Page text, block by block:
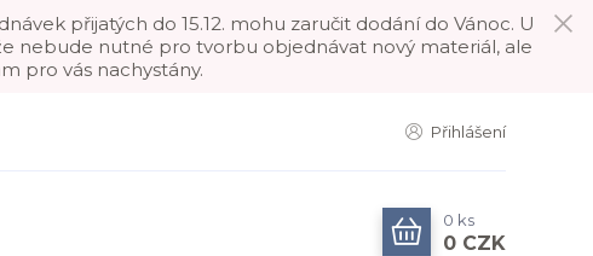
přijatých do 15.12. mohu zaručit dodání do Vánoc. U
nebude nutné pro tvorbu objednávat nový materiál, ale
pro vás nachystány.
Přihlášení
0 ks
0 CZK